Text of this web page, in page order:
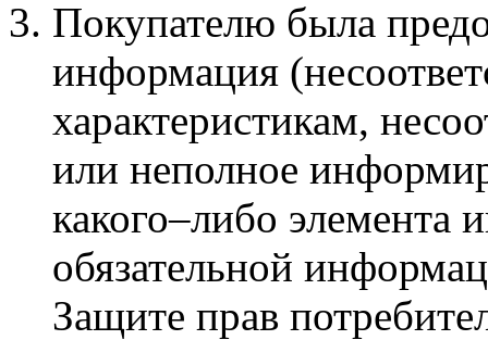
Покупателю была
информация
характеристикам,
или неполное
какого–либо элемента
обязательной
Защите прав